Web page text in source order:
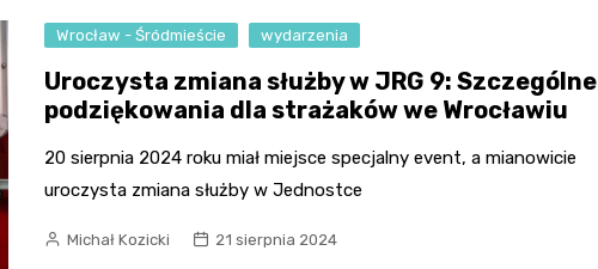
Wrocław - Śródmieście wydarzenia
Uroczysta zmiana służby w JRG 9: Szczególne
podziękowania dla strażaków we Wrocławiu
20 sierpnia 2024 roku miał miejsce specjalny event, a mianowicie
uroczysta zmiana służby w Jednostce
Michał Kozicki 21 sierpnia 2024